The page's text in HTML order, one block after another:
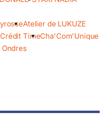
Atelier de LUKUZE
Crédit TimeCha'Com'Unique
Ondres